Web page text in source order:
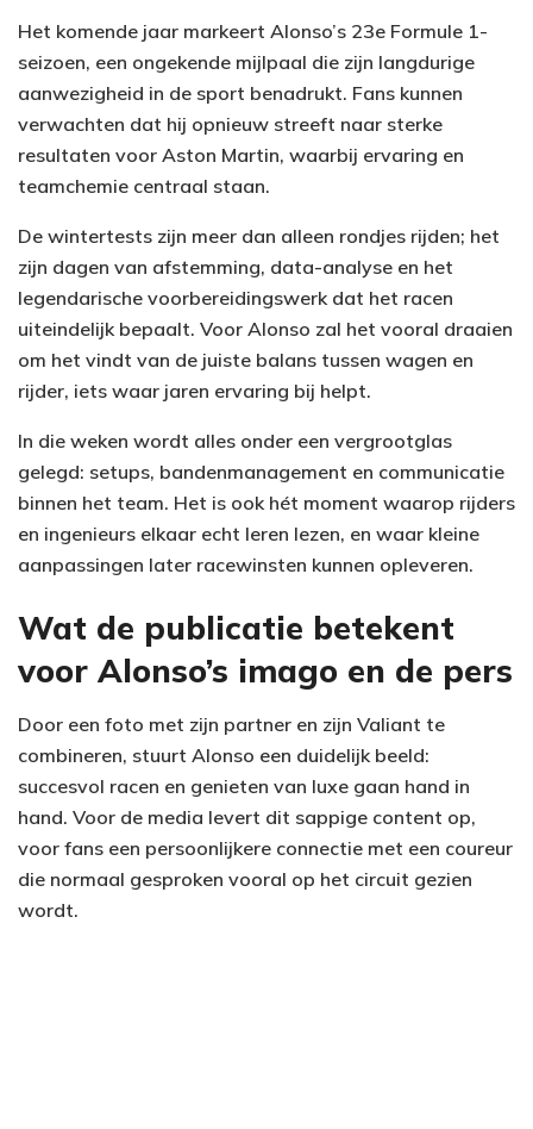
Het komende jaar markeert Alonso’s 23e Formule 1-
seizoen, een ongekende mijlpaal die zijn langdurige
aanwezigheid in de sport benadrukt. Fans kunnen
verwachten dat hij opnieuw streeft naar sterke
resultaten voor Aston Martin, waarbij ervaring en
teamchemie centraal staan.
De wintertests zijn meer dan alleen rondjes rijden; het
zijn dagen van afstemming, data-analyse en het
legendarische voorbereidingswerk dat het racen
uiteindelijk bepaalt. Voor Alonso zal het vooral draaien
om het vindt van de juiste balans tussen wagen en
rijder, iets waar jaren ervaring bij helpt.
In die weken wordt alles onder een vergrootglas
gelegd: setups, bandenmanagement en communicatie
binnen het team. Het is ook hét moment waarop rijders
en ingenieurs elkaar echt leren lezen, en waar kleine
aanpassingen later racewinsten kunnen opleveren.
Wat de publicatie betekent
voor Alonso’s imago en de pers
Door een foto met zijn partner en zijn Valiant te
combineren, stuurt Alonso een duidelijk beeld:
succesvol racen en genieten van luxe gaan hand in
hand. Voor de media levert dit sappige content op,
voor fans een persoonlijkere connectie met een coureur
die normaal gesproken vooral op het circuit gezien
wordt.